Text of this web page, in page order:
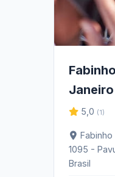
Janeiro
5,0 (1)
Fabinho
1095 -
Brasil